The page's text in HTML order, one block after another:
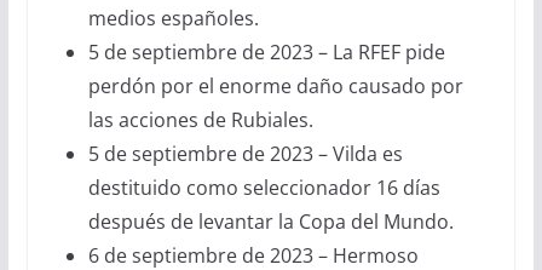
medios españoles.
5 de septiembre de 2023 – La RFEF pide
perdón por el enorme daño causado por
las acciones de Rubiales.
5 de septiembre de 2023 – Vilda es
destituido como seleccionador 16 días
después de levantar la Copa del Mundo.
6 de septiembre de 2023 – Hermoso